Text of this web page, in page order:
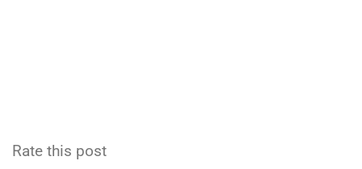
Rate this post